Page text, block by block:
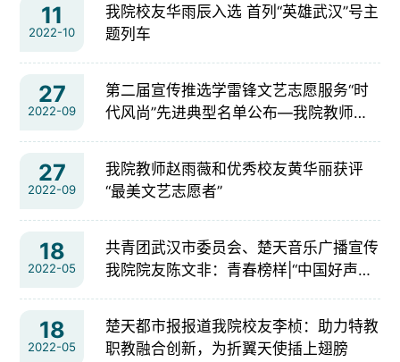
11
2022-10
我院校友华雨辰入选 首列“英雄武汉”号主
题列车
27
2022-09
第二届宣传推选学雷锋文艺志愿服务“时
代风尚”先进典型名单公布—我院教师赵
务最美文艺志愿者荣誉
27
2022-09
我院教师赵雨薇和优秀校友黄华丽获评
“最美文艺志愿者”
18
2022-05
共青团武汉市委员会、楚天音乐广播宣传
我院院友陈文非：青春榜样|“中国好声音”
18
2022-05
楚天都市报报道我院校友李桢：助力特教
职教融合创新，为折翼天使插上翅膀